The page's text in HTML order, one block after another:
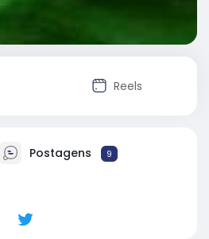
Reels
Postagens 9